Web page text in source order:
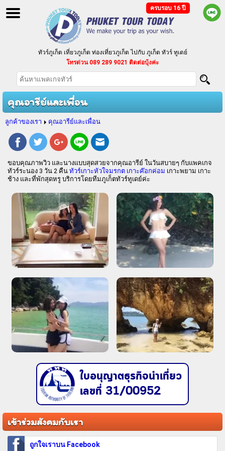
ครบรอบ 16 ปี
ทัวร์ภูเก็ต เที่ยวภูเก็ต ท่องเที่ยวภูเก็ต ไปกับ ภูเก็ต ทัวร์ ทูเดย์
บริการจัดนำเที่ยวเป็นหมู่คณะ กรุ๊ปเหมา ประชุมสัมมนา
ทัวร์ภูเก็ต แบบแพ็คเกจ ทัวร์ราคาถูก ตามงบประมาณของคุณ
โทรด่วน 089 289 9021 ติดต่อบุ้งค่ะ
คุณอารีย์และเพื่อน
ลูกค้าของเรา คุณอารีย์และเพื่อน
ขอบคุณภาพวิว และนางแบบสุดสวยจากคุณอารีย์ ในวันสบายๆ กับแพคเกจ
ทัวร์ระนอง 3 วัน 2 คืน ทัวร์เกาะหัวใจมรกต เกาะค๊อกค่อม เกาะพยาม เกาะ
ช้าง และที่พักสุดหรู บริการโดยทีมภูเก็ตทัวร์ทูเดย์ค่ะ
ใบอนุญาตธุรกิจนำเที่ยว
เลขที่ 31/00952
เข้าร่วมสังคมกับเรา
ถูกใจเราบน Facebook